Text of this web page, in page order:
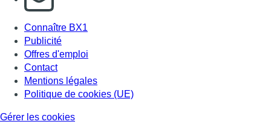
Connaître BX1
Publicité
Offres d'emploi
Contact
Mentions légales
Politique de cookies (UE)
Gérer les cookies